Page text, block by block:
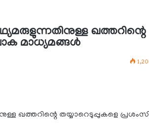
ഖത്തറിന്റെ
മാധ്യമങ്ങള്‍
ഖത്തറിന്റെ തയ്യാറെടുപ്പുകളെ